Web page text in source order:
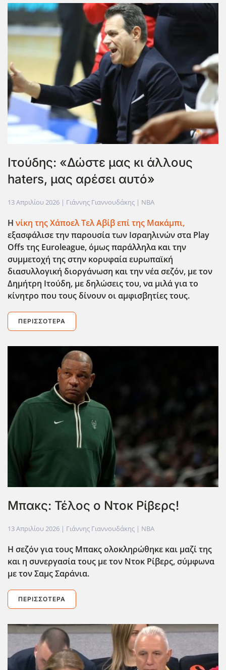
Ιτούδης: «Δώστε μας κι άλλους
haters, μας αρέσει αυτό»
13 Απριλίου 2026 | Γιάννης Γιαννουδάκης | NBA
Η νίκη της Χάποελ Τελ Αβίβ επί της Μακάμπι,
εξασφάλισε την παρουσία των Ισραηλινών στα Play
Offs της Euroleague, όμως παράλληλα και την
συμμετοχή της στην κορυφαία ευρωπαϊκή
διασυλλογική διοργάνωση και την νέα σεζόν, με τον
Δημήτρη Ιτούδη, με δηλώσεις του, να μιλά για το
κίνητρο που τους δίνουν οι αμφισβητίες τους.
ΠΕΡΙΣΣΌΤΕΡΑ
Μπακς: Τέλος ο Ντοκ Ρίβερς!
13 Απριλίου 2026 | Γιάννης Γιαννουδάκης | NBA
Η σεζόν για τους Μπακς ολοκληρώθηκε και μαζί της
και η συνεργασία τους με τον Ντοκ Ρίβερς, σύμφωνα
με τον Σαμς Σαράνια.
ΠΕΡΙΣΣΌΤΕΡΑ